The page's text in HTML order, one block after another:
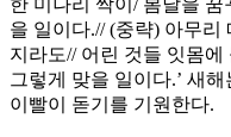
한 미나리 싹이/ 봄날을
을 일이다.// (중략) 아무리
지라도// 어린 것들 잇몸
그렇게 맞을 일이다.’ 새
이빨이 돋기를 기원한다.